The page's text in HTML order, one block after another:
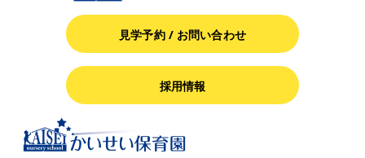
見学予約 / お問い合わせ
採用情報